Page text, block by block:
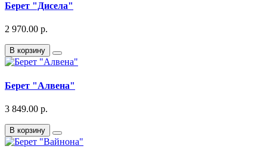
Берет "Дисела"
2 970.00 р.
В корзину
Берет "Алвена"
3 849.00 р.
В корзину